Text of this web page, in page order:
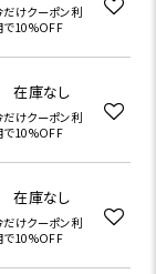
だけクーポン利
で10%OFF
在庫なし
だけクーポン利
で10%OFF
在庫なし
だけクーポン利
で10%OFF